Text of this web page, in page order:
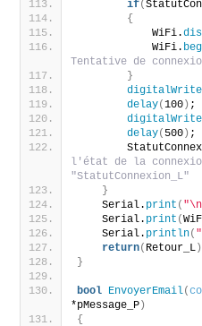
if(
{
            WiFi.
            WiFi.
Tentative de
}
digitalWrite
delay(100 ) ;
digitalWrite
delay( 500 ) ;
l'état de la
"StatutConnexion_L"
}
    Serial.
print (
    Serial.
print (
    Serial.
println(
return( Retour_L )
}
bool EnvoyerEmail(
*pMessage_P )
{